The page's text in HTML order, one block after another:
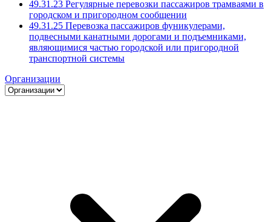
49.31.23 Регулярные перевозки пассажиров трамваями в
городском и пригородном сообщении
49.31.25 Перевозка пассажиров фуникулерами,
подвесными канатными дорогами и подъемниками,
являющимися частью городской или пригородной
транспортной системы
Организации